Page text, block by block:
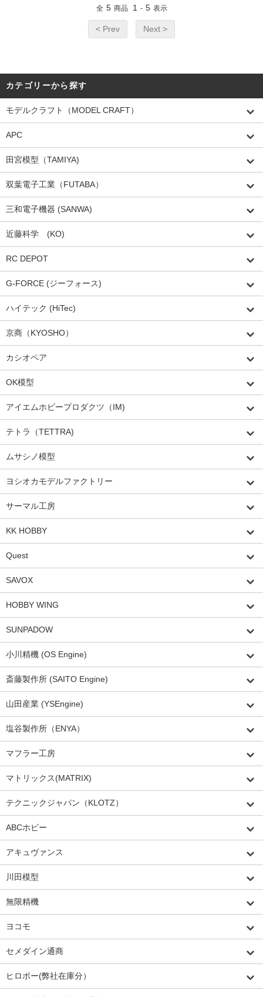
全 5 商品 1 - 5 表示
< Prev Next >
カテゴリーから探す
モデルクラフト（MODEL CRAFT）
APC
田宮模型（TAMIYA)
双葉電子工業（FUTABA）
三和電子機器 (SANWA)
近藤科学 (KO)
RC DEPOT
G-FORCE (ジーフォース)
ハイテック (HiTec)
京商（KYOSHO）
カシオペア
OK模型
アイエムホビープロダクツ（IM)
テトラ（TETTRA)
ムサシノ模型
ヨシオカモデルファクトリー
サーマル工房
KK HOBBY
Quest
SAVOX
HOBBY WING
SUNPADOW
小川精機 (OS Engine)
斎藤製作所 (SAITO Engine)
山田産業 (YSEngine)
塩谷製作所（ENYA）
マフラー工房
マトリックス(MATRIX)
テクニックジャパン（KLOTZ）
ABCホビー
アキュヴァンス
川田模型
無限精機
ヨコモ
セメダイン通商
ヒロボー(弊社在庫分）